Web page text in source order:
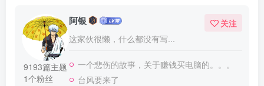
9193篇主题
1个粉丝
阿银
这家伙很懒，什么都没有写...
关注
一个悲伤的故事，关于赚钱买电脑的。。。
台风要来了